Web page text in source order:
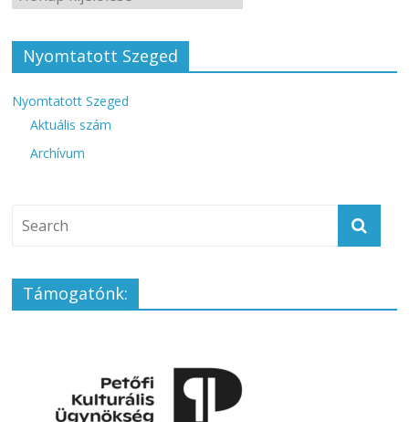
Nyomtatott Szeged
Nyomtatott Szeged
Aktuális szám
Archívum
Támogatónk: